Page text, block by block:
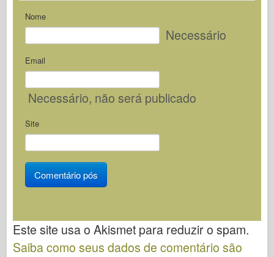
Nome
Necessário
Email
Necessário, não será publicado
Site
Este site usa o Akismet para reduzir o spam.
Saiba como seus dados de comentário são